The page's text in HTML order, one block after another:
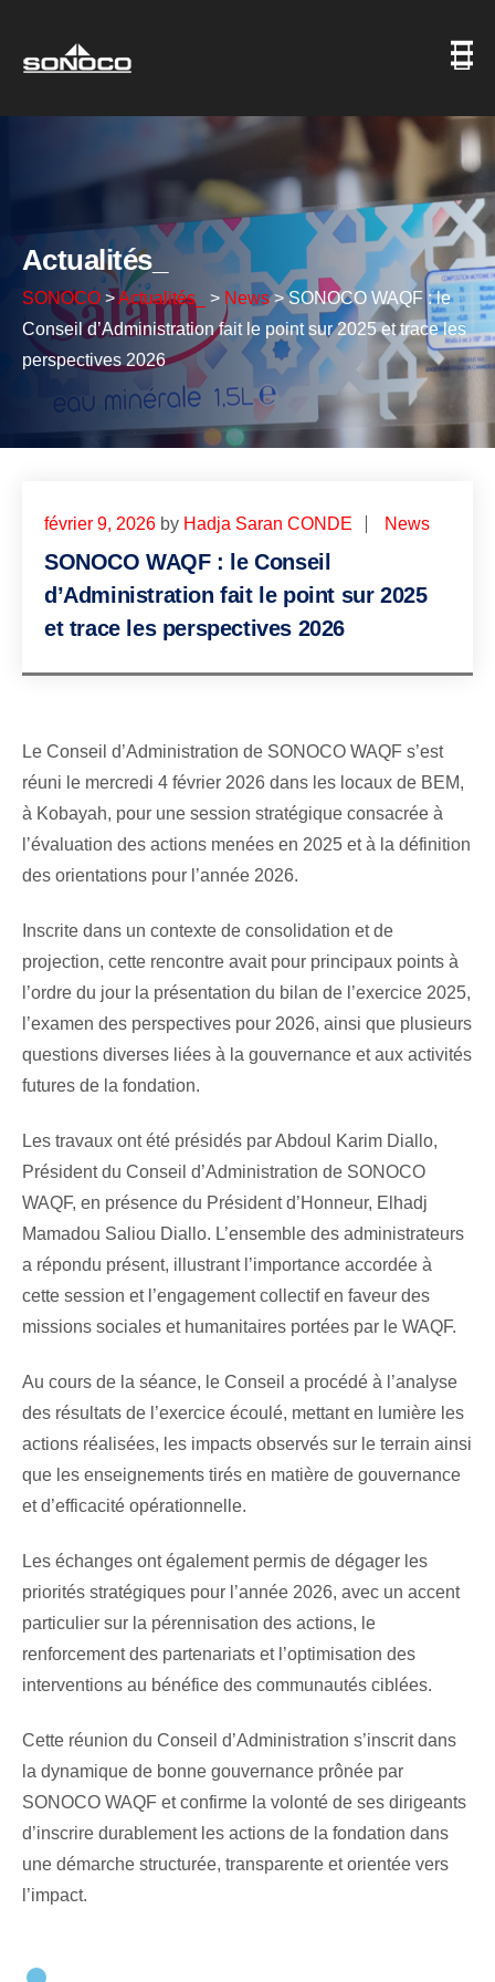
Actualités_
SONOCO >Actualités_ > News>SONOCO WAQF : le
Conseil d’Administration fait le point sur 2025 et trace les
perspectives 2026
février 9, 2026 by Hadja Saran CONDE News
SONOCO WAQF : le Conseil
d’Administration fait le point sur 2025
et trace les perspectives 2026
Le Conseil d’Administration de SONOCO WAQF s’est
réuni le mercredi 4 février 2026 dans les locaux de BEM,
à Kobayah, pour une session stratégique consacrée à
l’évaluation des actions menées en 2025 et à la définition
des orientations pour l’année 2026.
Inscrite dans un contexte de consolidation et de
projection, cette rencontre avait pour principaux points à
l’ordre du jour la présentation du bilan de l’exercice 2025,
l’examen des perspectives pour 2026, ainsi que plusieurs
questions diverses liées à la gouvernance et aux activités
futures de la fondation.
Les travaux ont été présidés par Abdoul Karim Diallo,
Président du Conseil d’Administration de SONOCO
WAQF, en présence du Président d’Honneur, Elhadj
Mamadou Saliou Diallo. L’ensemble des administrateurs
a répondu présent, illustrant l’importance accordée à
cette session et l’engagement collectif en faveur des
missions sociales et humanitaires portées par le WAQF.
Au cours de la séance, le Conseil a procédé à l’analyse
des résultats de l’exercice écoulé, mettant en lumière les
actions réalisées, les impacts observés sur le terrain ainsi
que les enseignements tirés en matière de gouvernance
et d’efficacité opérationnelle.
Les échanges ont également permis de dégager les
priorités stratégiques pour l’année 2026, avec un accent
particulier sur la pérennisation des actions, le
renforcement des partenariats et l’optimisation des
interventions au bénéfice des communautés ciblées.
Cette réunion du Conseil d’Administration s’inscrit dans
la dynamique de bonne gouvernance prônée par
SONOCO WAQF et confirme la volonté de ses dirigeants
d’inscrire durablement les actions de la fondation dans
une démarche structurée, transparente et orientée vers
l’impact.